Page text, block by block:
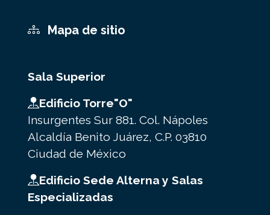
Mapa de sitio
Sala Superior
Edificio Torre"O"
Insurgentes Sur 881. Col. Nápoles
Alcaldía Benito Juárez, C.P. 03810
Ciudad de México
Edificio Sede Alterna y Salas
Especializadas